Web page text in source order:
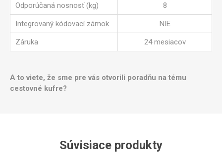
Odporúčaná nosnosť (kg) 8
Integrovaný kódovací zámok NIE
Záruka 24 mesiacov
A to viete, že sme pre vás otvorili poradňu na tému
cestovné kufre?
Súvisiace produkty